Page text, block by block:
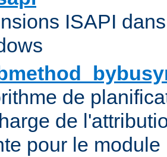
ISAPI
de
de
pour le module